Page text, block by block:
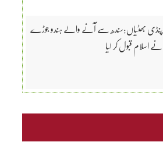
پنڈی بھٹیاں:سندھ سے آنے والے ہندو جوڑے
نے اسلام قبول کر لیا